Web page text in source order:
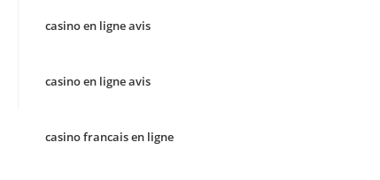
casino en ligne avis
casino en ligne avis
casino francais en ligne